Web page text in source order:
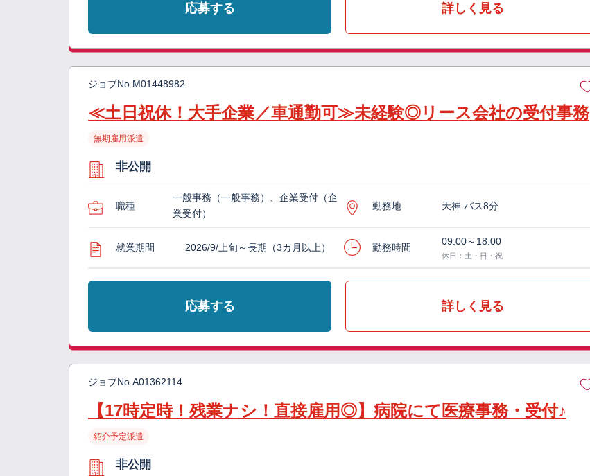
応募する 詳しく見る
ジョブNo. M01448982
≪土日祝休！大手企業／車通勤可≫未経験◎リース会社の受付事務
無期雇用派遣
非公開
職種
一般事務（一般事務）、企業受付（企
業受付）
勤務地 天神 バス8分
就業期間 2026/9/上旬～長期（3カ月以上） 勤務時間
09:00～18:00
休日：土・日・祝
応募する 詳しく見る
ジョブNo. A01362114
【17時定時！残業ナシ！直接雇用◎】病院にて医療事務・受付♪
紹介予定派遣
非公開